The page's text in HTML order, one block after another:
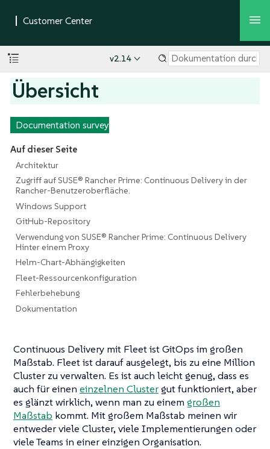
v2.14
Übersicht
Documentation survey
Auf dieser Seite
Architektur
Zugriff auf SUSE® Rancher Prime: Continuous Delivery in der
Rancher-Benutzeroberfläche.
Windows Support
GitHub-Repository
Verwendung von SUSE® Rancher Prime: Continuous Delivery
Hinter einem Proxy
Helm-Chart-Abhängigkeiten
Fleet-Ressourcenkonfiguration
Fehlerbehebung
Dokumentation
Continuous Delivery mit Fleet ist GitOps im großen
Maßstab. Fleet ist darauf ausgelegt, bis zu eine Million
Cluster zu verwalten. Es ist auch leicht genug, dass es
auch für einen einzelnen Clustergut funktioniert, aber
es glänzt wirklich, wenn man zu einem großen
Maßstab kommt. Mit großem Maßstab meinen wir
entweder viele Cluster, viele Implementierungen oder
viele Teams in einer einzigen Organisation.